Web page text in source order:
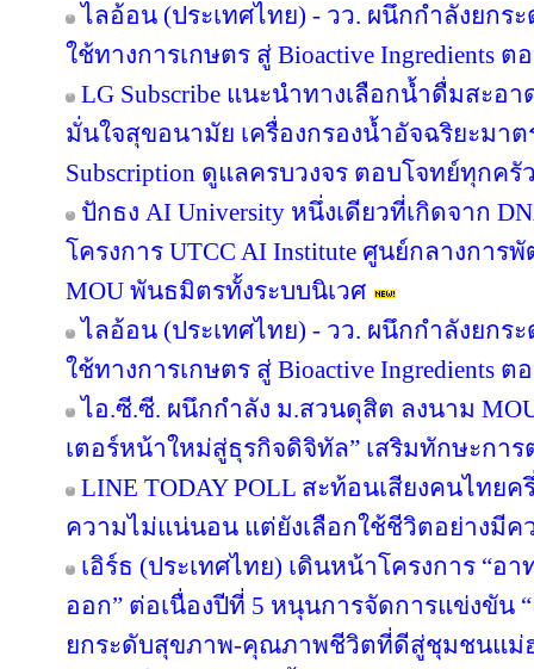
ไลอ้อน (ประเทศไทย) - วว. ผนึกกำลังยกร
ใช้ทางการเกษตร สู่ Bioactive Ingredients
LG Subscribe แนะนำทางเลือกน้ำดื่มสะอ
มั่นใจสุขอนามัย เครื่องกรองน้ำอัจฉริยะมา
Subscription ดูแลครบวงจร ตอบโจทย์ทุกครั
ปักธง AI University หนึ่งเดียวที่เกิดจาก
โครงการ UTCC AI Institute ศูนย์กลางกา
MOU พันธมิตรทั้งระบบนิเวศ
ไลอ้อน (ประเทศไทย) - วว. ผนึกกำลังยกร
ใช้ทางการเกษตร สู่ Bioactive Ingredients
ไอ.ซี.ซี. ผนึกกำลัง ม.สวนดุสิต ลงนาม
เตอร์หน้าใหม่สู่ธุรกิจดิจิทัล” เสริมทักษะกา
LINE TODAY POLL สะท้อนเสียงคนไทย
ความไม่แน่นอน แต่ยังเลือกใช้ชีวิตอย่างมีค
เอิร์ธ (ประเทศไทย) เดินหน้าโครงการ “อ
ออก” ต่อเนื่องปีที่ 5 หนุนการจัดการแข่งขัน
ยกระดับสุขภาพ-คุณภาพชีวิตที่ดีสู่ชุมชนแม่